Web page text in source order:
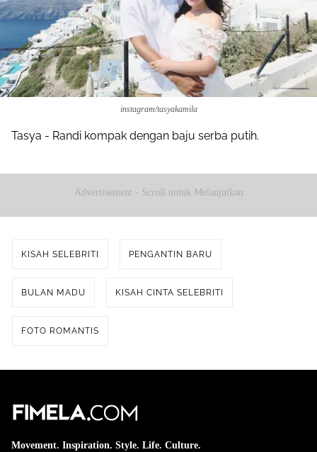
instagram/tasyakamila
Tasya - Randi kompak dengan baju serba putih.
Advertisement - Scroll untuk Melanjutkan
KISAH SELEBRITI PENGANTIN BARU
BULAN MADU KISAH CINTA SELEBRITI
FOTO ROMANTIS
Movement. Inspiration. Style. Life. Culture.